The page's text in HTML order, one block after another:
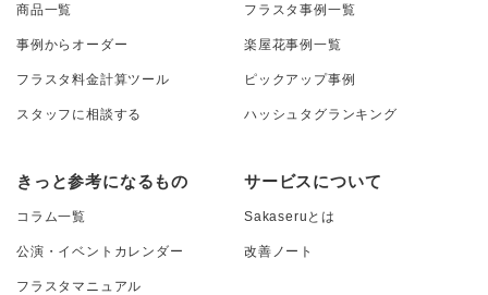
商品一覧
事例からオーダー
フラスタ料金計算ツール
スタッフに相談する
フラスタ事例一覧
楽屋花事例一覧
ピックアップ事例
ハッシュタグランキング
きっと参考になるもの
コラム一覧
公演・イベントカレンダー
フラスタマニュアル
サービスについて
Sakaseruとは
改善ノート